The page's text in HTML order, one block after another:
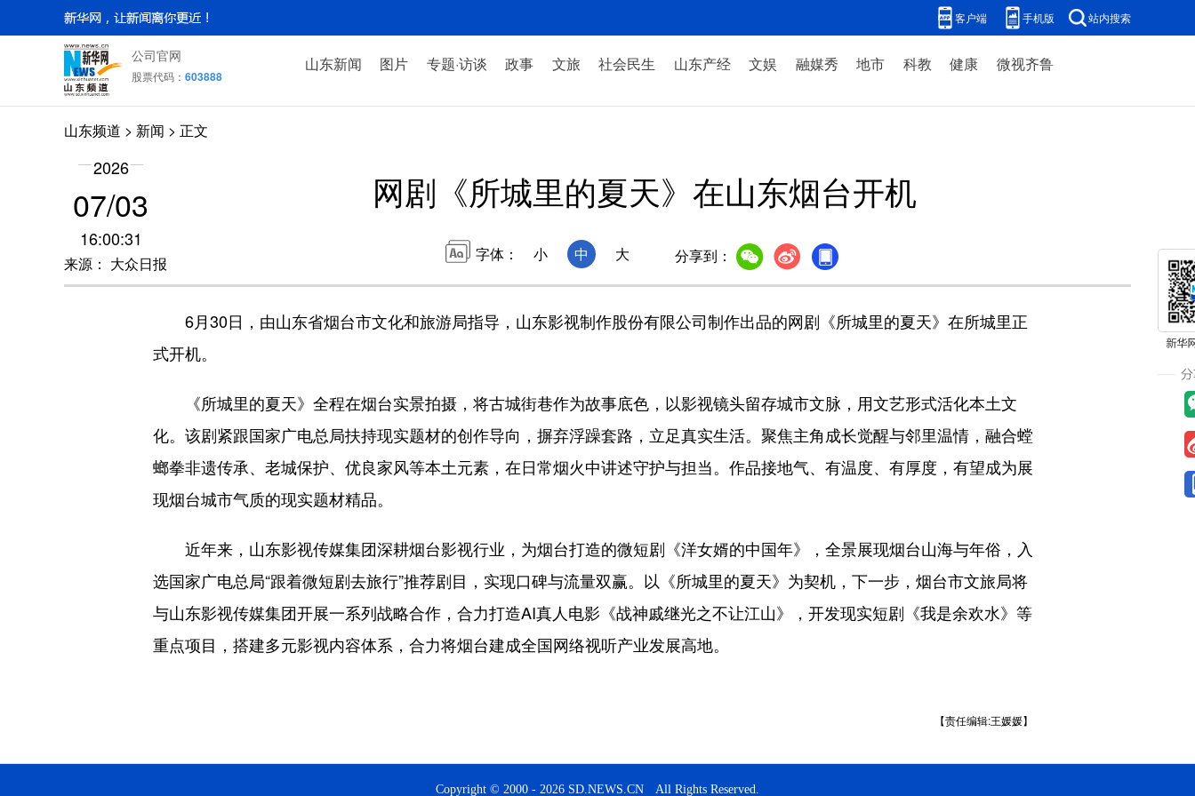
客户端 手机版 站内搜索
公司官网
股票代码： 603888
山东新闻 图片 专题·访谈 政事 文旅 社会民生 山东产经 文娱 融媒秀 地市 科教 健康 微视齐鲁
山东频道 > 新闻 > 正文
2026
07/03
16:00:31
来源： 大众日报
网剧《所城里的夏天》在山东烟台开机
字体： 小 中 大 分享到：
6月30日，由山东省烟台市文化和旅游局指导，山东影视制作股份有限公司制作出品的网剧《所城里的夏天》在所城里正
式开机。
《所城里的夏天》全程在烟台实景拍摄，将古城街巷作为故事底色，以影视镜头留存城市文脉，用文艺形式活化本土文
化。该剧紧跟国家广电总局扶持现实题材的创作导向，摒弃浮躁套路，立足真实生活。聚焦主角成长觉醒与邻里温情，融合螳
螂拳非遗传承、老城保护、优良家风等本土元素，在日常烟火中讲述守护与担当。作品接地气、有温度、有厚度，有望成为展
现烟台城市气质的现实题材精品。
近年来，山东影视传媒集团深耕烟台影视行业，为烟台打造的微短剧《洋女婿的中国年》，全景展现烟台山海与年俗，入
选国家广电总局“跟着微短剧去旅行”推荐剧目，实现口碑与流量双赢。以《所城里的夏天》为契机，下一步，烟台市文旅局将
与山东影视传媒集团开展一系列战略合作，合力打造AI真人电影《战神戚继光之不让江山》，开发现实短剧《我是余欢水》等
重点项目，搭建多元影视内容体系，合力将烟台建成全国网络视听产业发展高地。
【责任编辑:王媛媛】
Copyright © 2000 - 2026 SD.NEWS.CN All Rights Reserved.